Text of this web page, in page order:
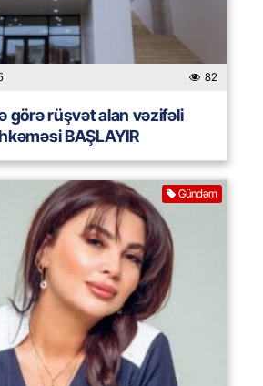
82
görə rüşvət alan vəzifəli
BAŞLAYIR
Gündəm